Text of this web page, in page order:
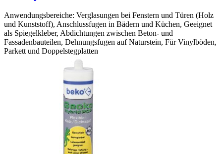
Anwendungsbereiche: Verglasungen bei Fenstern und Türen (Holz
und Kunststoff), Anschlussfugen in Bädern und Küchen, Geeignet
als Spiegelkleber, Abdichtungen zwischen Beton- und
Fassadenbauteilen, Dehnungsfugen auf Naturstein, Für Vinylböden,
Parkett und Doppelstegplatten